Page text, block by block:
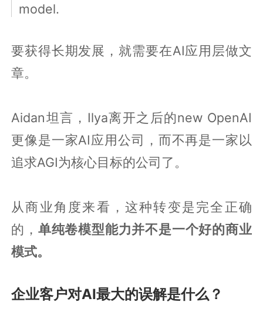
model.
要获得长期发展，就需要在AI应用层做文
章。
Aidan坦言，Ilya离开之后的new OpenAI
更像是一家AI应用公司，而不再是一家以
追求AGI为核心目标的公司了。
从商业角度来看，这种转变是完全正确
的， 单纯卷模型能力并不是一个好的商业
模式。
企业客户对AI最大的误解是什么？